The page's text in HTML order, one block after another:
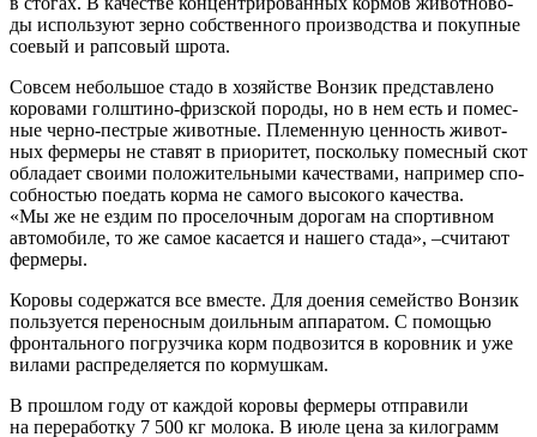
ды исполь­зу­ют зер­но соб­ствен­но­го про­из­вод­ства и покуп­ные
сое­вый и рап­со­вый шрота.
Совсем неболь­шое ста­до в хозяй­стве Вон­зик пред­став­ле­но
коро­ва­ми гол­ш­ти­но-фриз­ской поро­ды, но в нем есть и помес­
ные чер­но-пест­рые живот­ные. Пле­мен­ную цен­ность живот­
ных фер­ме­ры не ста­вят в при­о­ри­тет, посколь­ку помес­ный скот
обла­да­ет сво­и­ми поло­жи­тель­ны­ми каче­ства­ми, напри­мер спо­
соб­но­стью поедать кор­ма не само­го высо­ко­го каче­ства.
«Мы же не ездим по про­се­лоч­ным доро­гам на спор­тив­ном
авто­мо­би­ле, то же самое каса­ет­ся и наше­го ста­да», –счи­та­ют
фермеры.
Коро­вы содер­жат­ся все вме­сте. Для дое­ния семей­ство Вон­зик
поль­зу­ет­ся пере­нос­ным доиль­ным аппа­ра­том. С помо­щью
фрон­таль­но­го погруз­чи­ка корм под­во­зит­ся в коров­ник и уже
вила­ми рас­пре­де­ля­ет­ся по кормушкам.
В про­шлом году от каж­дой коро­вы фер­ме­ры отпра­ви­ли
на пере­ра­бот­ку 7 500 кг моло­ка. В июле цена за кило­грамм